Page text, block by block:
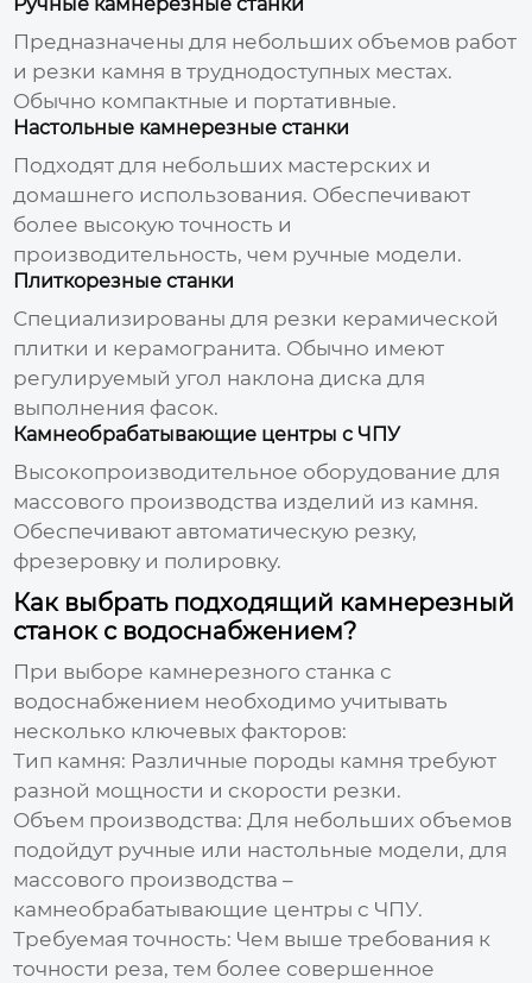
Предназначены для небольших объемов работ
и резки камня в труднодоступных местах.
Обычно компактные и портативные.
Настольные камнерезные станки
Подходят для небольших мастерских и
домашнего использования. Обеспечивают
более высокую точность и
производительность, чем ручные модели.
Плиткорезные станки
Специализированы для резки керамической
плитки и керамогранита. Обычно имеют
регулируемый угол наклона диска для
выполнения фасок.
Камнеобрабатывающие центры с ЧПУ
Высокопроизводительное оборудование для
массового производства изделий из камня.
Обеспечивают автоматическую резку,
фрезеровку и полировку.
Как выбрать подходящий камнерезный
станок с водоснабжением?
При выборе камнерезного станка с
водоснабжением необходимо учитывать
несколько ключевых факторов:
Тип камня: Различные породы камня требуют
разной мощности и скорости резки.
Объем производства: Для небольших объемов
подойдут ручные или настольные модели, для
массового производства –
камнеобрабатывающие центры с ЧПУ.
Требуемая точность: Чем выше требования к
точности реза, тем более совершенное